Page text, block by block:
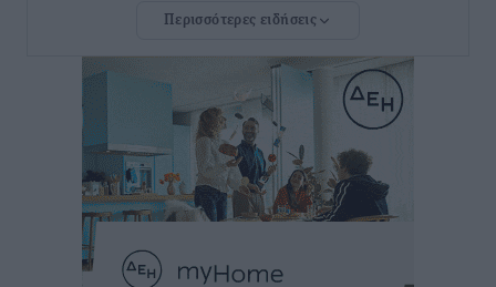
Γ. Χατζημάρκος: “Δύο μεγάλες δεσμεύσεις
Γεωργιάδη” – Κίνητρα για τους γιατρούς των νησιών
και συνεργασία Ρόδου με το Αττικόν για το
Ακτινοθεραπευτικό
Τοπικές Ειδήσεις πριν 1 ώρα
Σούπερ μάρκετ: Διευρύνεται η εθνική πρωτοβουλία
για τις τιμές – Eρχονται νέες συμμετοχές εταιρειών
Ειδήσεις πριν 1 ώρα
Περισσότερες ειδήσεις